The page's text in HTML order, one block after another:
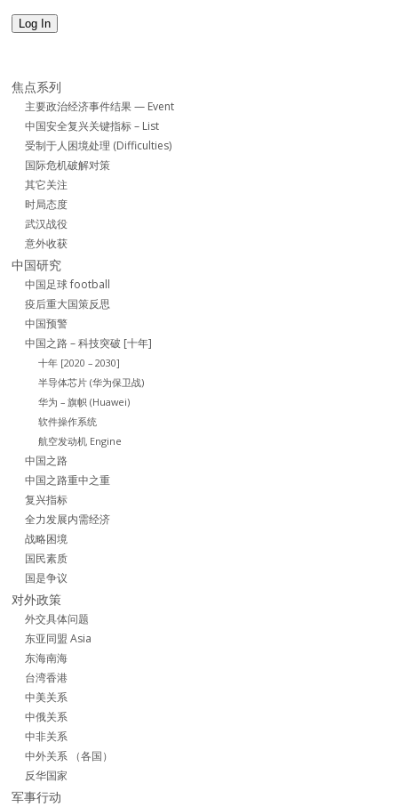
Log In
焦点系列
主要政治经济事件结果 — Event
中国安全复兴关键指标 – List
受制于人困境处理 (Difficulties)
国际危机破解对策
其它关注
时局态度
武汉战役
意外收获
中国研究
中国足球 football
疫后重大国策反思
中国预警
中国之路 – 科技突破 [十年]
十年 [2020 – 2030]
半导体芯片 (华为保卫战)
华为 – 旗帜 (Huawei)
软件操作系统
航空发动机 Engine
中国之路
中国之路重中之重
复兴指标
全力发展内需经济
战略困境
国民素质
国是争议
对外政策
外交具体问题
东亚同盟 Asia
东海南海
台湾香港
中美关系
中俄关系
中非关系
中外关系 （各国）
反华国家
军事行动